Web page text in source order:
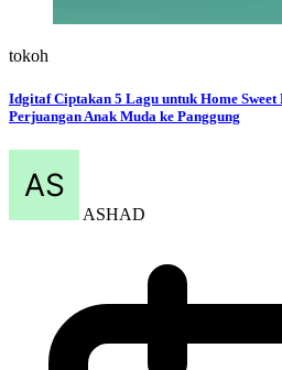
tokoh
Idgitaf Ciptakan 5 Lagu untuk Home
Perjuangan Anak Muda ke Panggung
ASHAD